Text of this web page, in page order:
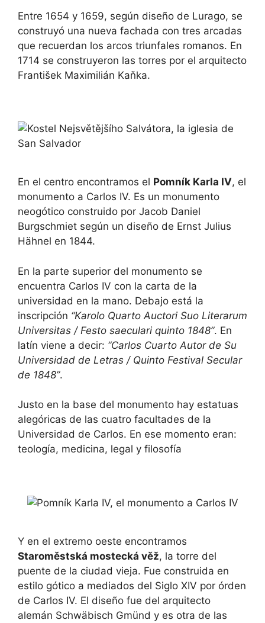
Entre 1654 y 1659, según diseño de Lurago, se
construyó una nueva fachada con tres arcadas
que recuerdan los arcos triunfales romanos. En
1714 se construyeron las torres por el arquitecto
František Maximilián Kaňka.
En el centro encontramos el Pomník Karla IV, el
monumento a Carlos IV. Es un monumento
neogótico construido por Jacob Daniel
Burgschmiet según un diseño de Ernst Julius
Hähnel en 1844.
En la parte superior del monumento se
encuentra Carlos IV con la carta de la
universidad en la mano. Debajo está la
inscripción “Karolo Quarto Auctori Suo Literarum
Universitas / Festo saeculari quinto 1848”. En
latín viene a decir: “Carlos Cuarto Autor de Su
Universidad de Letras / Quinto Festival Secular
de 1848”.
Justo en la base del monumento hay estatuas
alegóricas de las cuatro facultades de la
Universidad de Carlos. En ese momento eran:
teología, medicina, legal y filosofía
Y en el extremo oeste encontramos
Staroměstská mostecká věž, la torre del
puente de la ciudad vieja. Fue construida en
estilo gótico a mediados del Siglo XIV por órden
de Carlos IV. El diseño fue del arquitecto
alemán Schwäbisch Gmünd y es otra de las